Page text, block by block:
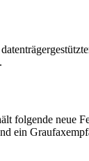
folgende neue
ein